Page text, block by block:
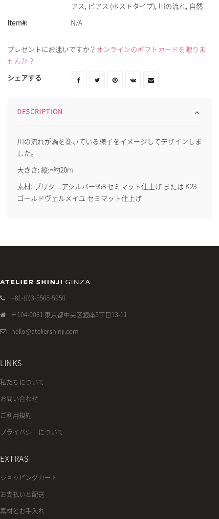
アス, ピアス (ポストタイプ), 川の流れ, 自然
Item#:
N/A
プレゼントにお迷いですか？ オンラインのギフトカードを贈りま
せんか？
シェアする
DESCRIPTION
川の流れが渦を巻いている様子をイメージしてデザインしま
した。
大きさ: 縦:=約20m
素材: ブリタニアシルバー958 セミマット仕上げ または K23
ゴールドヴェルメイユ セミマット仕上げ
+81-(0)3-5565-5950
〒104-0061 東京都中央区銀座5丁目13-11
hello@ateliershinji.com
LINKS
私たちについて
お問い合わせ
ご利用規約
プライバシーについて
EXTRAS
ショッピングカート
お支払いと配送
素材とお手入れ